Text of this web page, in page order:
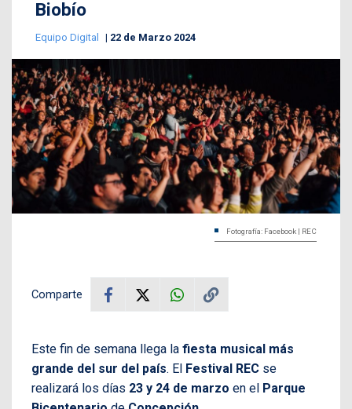
Biobío
Equipo Digital 22 de Marzo 2024
Fotografía: Facebook | REC
Comparte
Este fin de semana llega la fiesta musical más
grande del sur del país. El Festival REC se
realizará los días 23 y 24 de marzo en el Parque